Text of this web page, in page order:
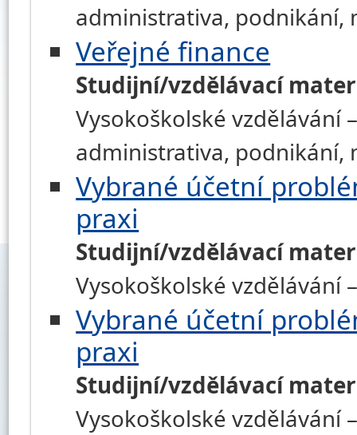
administrativa,
Veřejné finance
Studijní/vzdělávací
Vysokoškolské vzdělávání
administrativa,
Vybrané účetní
praxi
Studijní/vzdělávací
Vysokoškolské vzdělávání
Vybrané účetní
praxi
Studijní/vzdělávací
Vysokoškolské vzdělávání